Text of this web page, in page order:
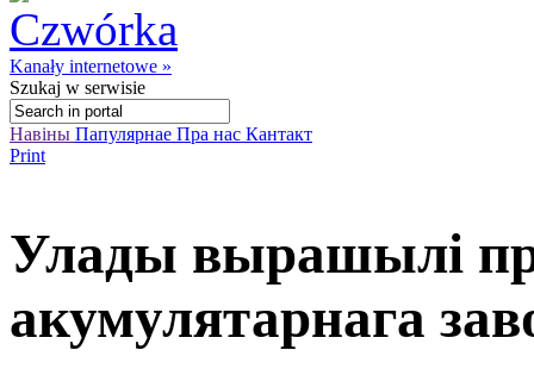
Kanały internetowe »
Szukaj w serwisie
Навіны Папулярнае Пра нас Кантакт
Print
Улады вырашылі
акумулятарнага